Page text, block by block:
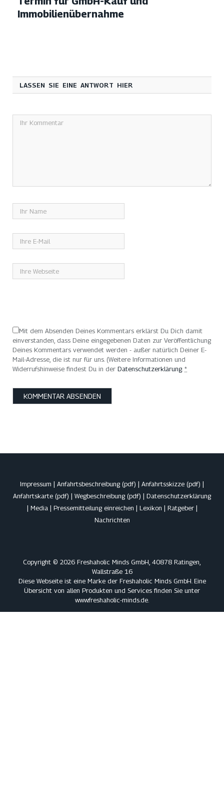
Immobilienübernahme
LASSEN SIE EINE ANTWORT HIER
Mit dem Absenden Deines Kommentars erklärst Du Dich damit
einverstanden, dass Deine eingegebenen Daten zur Veröffentlichung
Deines Kommentars verwendet werden - außer natürlich Deiner E-
Mail-Adresse, die ist nur für uns. (Weitere Informationen und
Widerrufshinweise findest Du in der Datenschutzerklärung *
Impressum | Anfahrtsbeschreibung (pdf) | Anfahrtsskizze (pdf) |
Anfahrtskarte (pdf) | Wegbeschreibung (pdf) | Datenschutzerklärung
| Media | Pressemitteilung einreichen | Lexikon | Ratgeber|
Nachrichten
Copyright © 2026 Freshaholic Minds GmbH, 40878 Ratingen,
Wallstraße 16
Diese Webseite ist eine Marke der Freshaholic Minds GmbH. Eine
Übersicht von allen Produkten und Services finden Sie unter
www.freshaholic-minds.de